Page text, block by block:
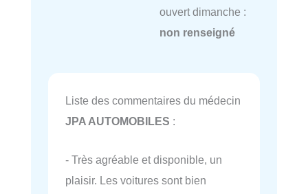
ouvert dimanche :
non renseigné
Liste des commentaires du médecin
JPA AUTOMOBILES :
- Très agréable et disponible, un
plaisir. Les voitures sont bien